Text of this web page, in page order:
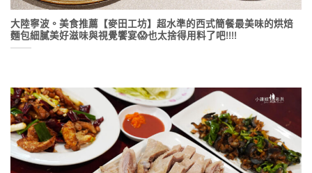
大陸寧波。美食推薦【麥田工坊】超水準的西式簡餐最美味的烘焙
麵包細膩美好滋味與視覺饗宴😱也太捨得用料了吧!!!!